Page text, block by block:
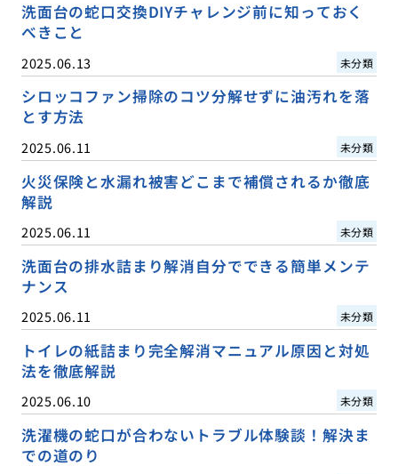
洗面台の蛇口交換DIYチャレンジ前に知っておく
べきこと
2025.06.13 未分類
シロッコファン掃除のコツ分解せずに油汚れを落
とす方法
2025.06.11 未分類
火災保険と水漏れ被害どこまで補償されるか徹底
解説
2025.06.11 未分類
洗面台の排水詰まり解消自分でできる簡単メンテ
ナンス
2025.06.11 未分類
トイレの紙詰まり完全解消マニュアル原因と対処
法を徹底解説
2025.06.10 未分類
洗濯機の蛇口が合わないトラブル体験談！解決ま
での道のり